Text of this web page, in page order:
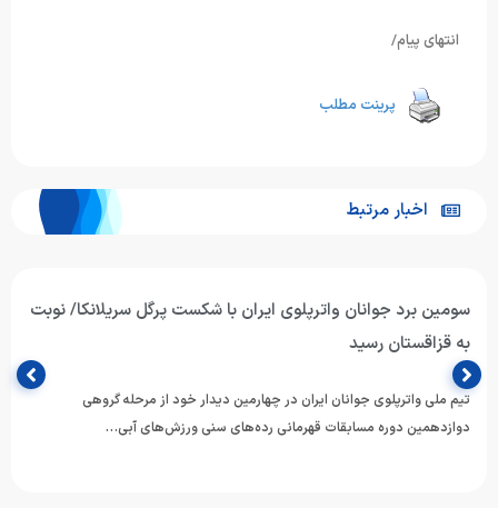
انتهای پیام/
پرینت مطلب
اخبار مرتبط
واترپلوی جوانان ایران از سد میزبان گذشت/ پیروزی ارزشمند
برابر تایلند؛ چشم به نبرد با هنگ‌کنگ
تیم ملی واترپلوی جوانان ایران در دومین دیدار خود از رقابت‌های دوازدهمین
دوره مسابقات رده‌های سنی قهرمانی ورزش‌های آبی آسیا،…